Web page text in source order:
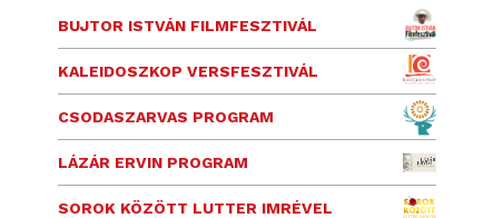
BUJTOR ISTVÁN FILMFESZTIVÁL
KALEIDOSZKOP VERSFESZTIVÁL
CSODASZARVAS PROGRAM
LÁZÁR ERVIN PROGRAM
SOROK KÖZÖTT LUTTER IMRÉVEL